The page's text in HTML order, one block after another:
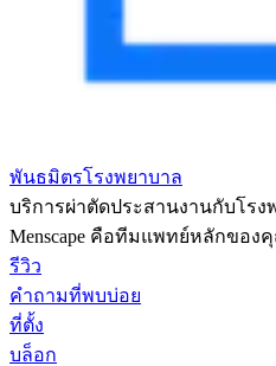
พันธมิตรโรงพยาบาล
บริการผ่าตัดประสานงานกับโรง
Menscape คือทีมแพทย์หลักของ
รีวิว
คำถามที่พบบ่อย
ที่ตั้ง
บล็อก